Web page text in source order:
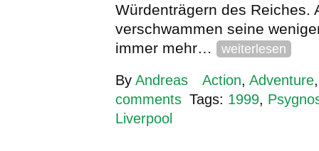
Würdenträgern des Reiches.
verschwammen seine
immer mehr…
weiterlesen
By Andreas Action, Adventure
comments Tags: 1999,
Liverpool